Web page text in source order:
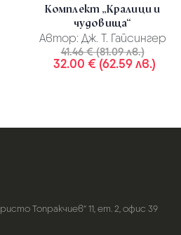
Комплект „Кралици и
чудовища“
Автор: Дж. Т. Гайсингер
41.46 € (81.09 лв.)
32.00 € (62.59 лв.)
Топракчиев“ 11, ет. 2, офис 39